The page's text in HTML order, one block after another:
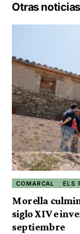
Otras noticias
COMARCAL ELS
Morella
siglo XIV e
septiembre